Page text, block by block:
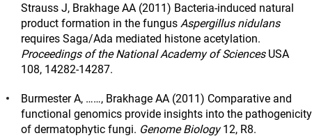
Strauss J, Brakhage AA (2011) Bacteria-induced natural
product formation in the fungus Aspergillus nidulans
requires Saga/Ada mediated histone acetylation.
Proceedings of the National Academy of SciencesUSA
108, 14282-14287.
Burmester A, ……, Brakhage AA (2011) Comparative and
functional genomics provide insights into the pathogenicity
of dermatophytic fungi. Genome Biology12, R8.